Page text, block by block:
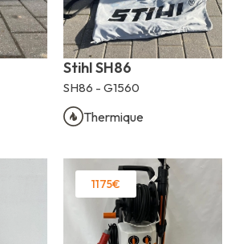
Stihl SH86
SH86 - G1560
Thermique
1175€